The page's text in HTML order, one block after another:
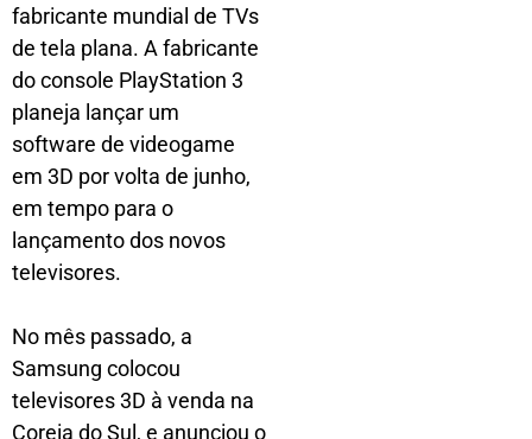
fabricante mundial de TVs
de tela plana. A fabricante
do console PlayStation 3
planeja lançar um
software de videogame
em 3D por volta de junho,
em tempo para o
lançamento dos novos
televisores.
No mês passado, a
Samsung colocou
televisores 3D à venda na
Coreia do Sul, e anunciou o